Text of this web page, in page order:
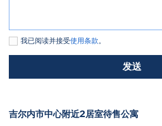
我已阅读并接受使用条款。
发送
吉尔内市中心附近2居室待售公寓